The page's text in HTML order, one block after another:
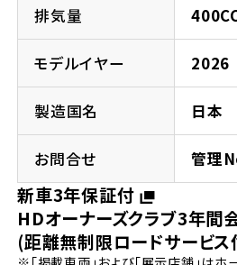
法人向けサービス
お問い合わせ
排気量
モデルイヤー 2026
製造国名 日本
お問合せ 管理
新車3年保証付
HDオーナーズクラブ3年間
(距離無制限ロードサービス
福島県
ホンダドリーム 郡山
ホンダドリーム 葛飾
ホンダドリーム 大田
ホンダドリーム 立川
神奈川県
ホンダドリーム 磯子
ホンダドリーム 一宮
ホンダドリーム 豊橋
ホンダドリーム 名古屋
岐阜県
ホンダドリーム 岐阜
ホンダドリーム 豊中
京都府
ホンダドリーム 京都伏
ホンダドリーム 京都北
徳島県
ホンダドリーム 徳島
香川県
ホンダドリーム 高松
ホンダドリーム 福岡西
熊本県
ホンダドリーム 熊本